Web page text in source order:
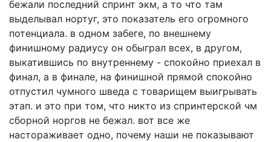
бежали последний спринт экм, а то что там
выделывал нортуг, это показатель его огромного
потенциала. в одном забеге, по внешнему
финишному радиусу он обыграл всех, в другом,
выкатившись по внутреннему - спокойно приехал в
финал, а в финале, на финишной прямой спокойно
отпустил чумного шведа с товарищем выигрывать
этап. и это при том, что никто из спринтерской чм
сборной норгов не бежал. вот все же
настораживает одно, почему наши не показывают